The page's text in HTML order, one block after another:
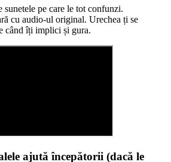
sunetele pe care le tot confunzi.
cu audio-ul original. Urechea ți se
când îți implici și gura.
ajută începătorii (dacă le